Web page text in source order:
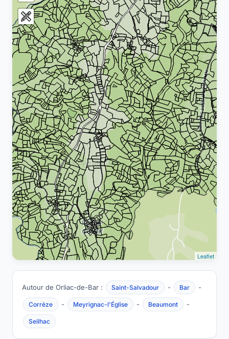
Leaflet
Autour de Orliac-de-Bar : Saint-Salvadour - Bar -
Corrèze - Meyrignac-l'Église - Beaumont -
Seilhac